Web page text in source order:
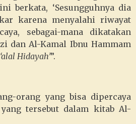
berkata, ‘Sesungguhnya dia
karena menyalahi riwayat
sebagai-mana dikatakan
dan Al-Kamal Ibnu Hammam
Hidayah’”.
orang yang bisa dipercaya
tersebut dalam kitab Al-